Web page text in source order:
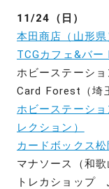
11/24（日）
本田商店（山形県
TCGカフェ&バー
ホビーステーショ
Card Forest（埼
ホビーステーシ
レクション）
カードボックス松
マナソース（和歌
トレカショップ